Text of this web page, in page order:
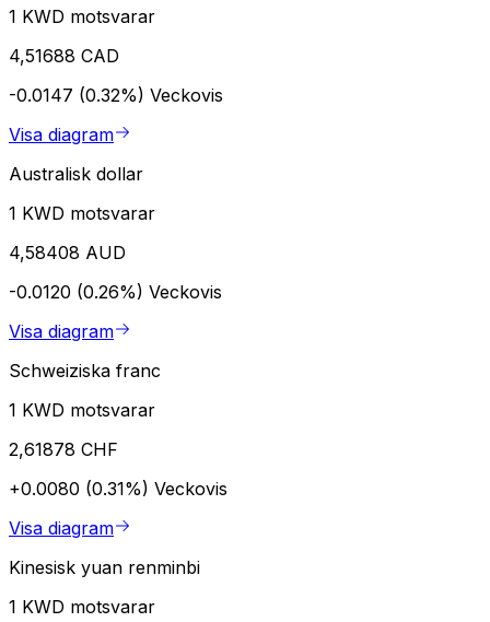
1 KWD motsvarar
4,51688 CAD
-0.0147 (0.32%) Veckovis
Visa diagram
Australisk dollar
1 KWD motsvarar
4,58408 AUD
-0.0120 (0.26%) Veckovis
Visa diagram
Schweiziska franc
1 KWD motsvarar
2,61878 CHF
+0.0080 (0.31%) Veckovis
Visa diagram
Kinesisk yuan renminbi
1 KWD motsvarar